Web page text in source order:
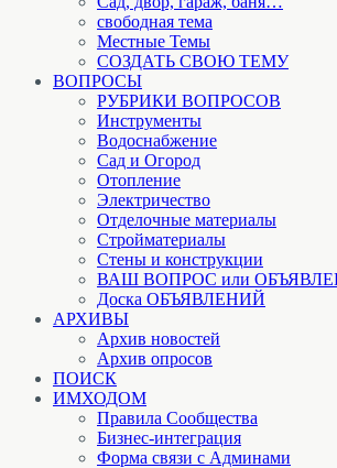
свободная тема
Местные Темы
СОЗДАТЬ СВОЮ ТЕМУ
ВОПРОСЫ
РУБРИКИ ВОПРОСОВ
Инструменты
Водоснабжение
Сад и Огород
Отопление
Электричество
Отделочные материалы
Стройматериалы
Стены и конструкции
ВАШ ВОПРОС или
Доска ОБЪЯВЛЕНИЙ
АРХИВЫ
Архив новостей
Архив опросов
ПОИСК
ИМХОДОМ
Правила Сообщества
Бизнес-интеграция
Форма связи с Админами